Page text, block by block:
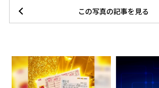
この写真の記事を見る